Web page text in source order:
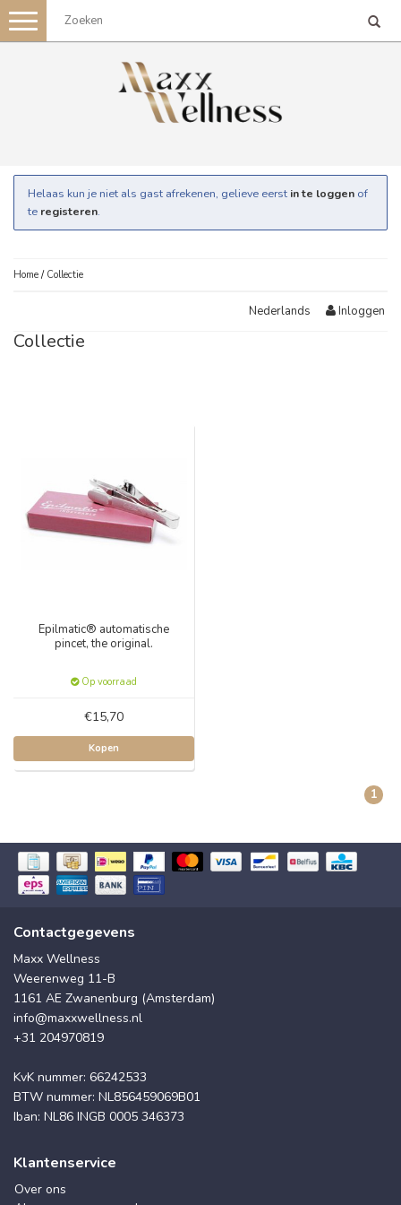
Toggle
navigation
Helaas kun je niet als gast afrekenen, gelieve eerst in te loggen of
te registeren.
Home / Collectie
Nederlands Inloggen
Collectie
Epilmatic® automatische
pincet, the original.
Op voorraad
€15,70
Kopen
1
Contactgegevens
Maxx Wellness
Weerenweg 11-B
1161 AE Zwanenburg (Amsterdam)
info@maxxwellness.nl
+31 204970819
KvK nummer: 66242533
BTW nummer: NL856459069B01
Iban: NL86 INGB 0005 346373
Klantenservice
Over ons